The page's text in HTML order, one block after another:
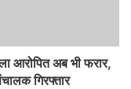
के दस्तावेजों को स्कैन कर
था।
आरोपित अब भी फरार,
गिरफ्तार